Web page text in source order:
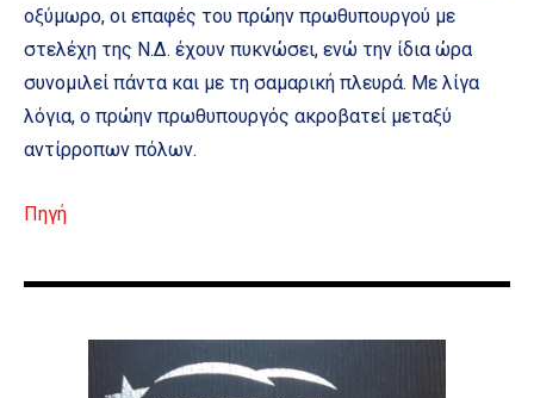
οξύμωρο, οι επαφές του πρώην πρωθυπουργού με
στελέχη της Ν.Δ. έχουν πυκνώσει, ενώ την ίδια ώρα
συνομιλεί πάντα και με τη σαμαρική πλευρά. Με λίγα
λόγια, ο πρώην πρωθυπουργός ακροβατεί μεταξύ
αντίρροπων πόλων.
Πηγή